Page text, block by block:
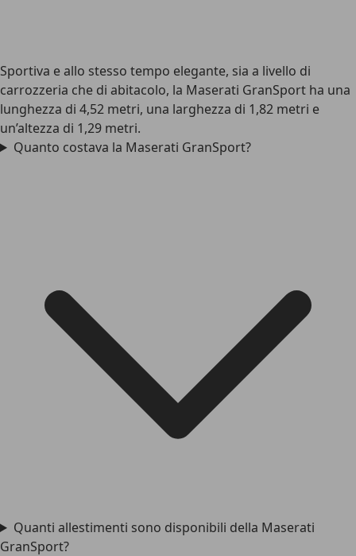
Sportiva e allo stesso tempo elegante, sia a livello di
carrozzeria che di abitacolo, la Maserati GranSport ha una
lunghezza di 4,52 metri, una larghezza di 1,82 metri e
un’altezza di 1,29 metri.
Quanto costava la Maserati GranSport?
Quanti allestimenti sono disponibili della Maserati
GranSport?